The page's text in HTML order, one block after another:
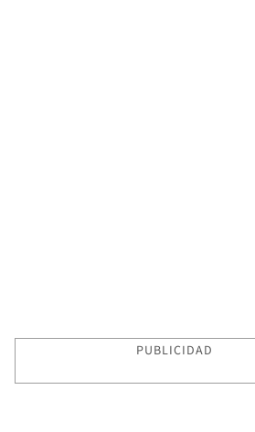
PUBLICIDAD